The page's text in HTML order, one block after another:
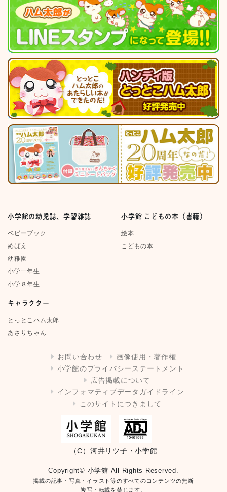
小学館の幼児誌、学習雑誌
ベビーブック
めばえ
幼稚園
小学一年生
小学８年生
小学館 こどもの本（書籍）
絵本
こどもの本
キャラクター
とっとこハム太郎
あさりちゃん
お問い合わせ
画像使用・著作権
小学館のプライバシーステートメント
広告掲載について
インフォマティブデータガイドライン
このサイトにつきまして
（C）河井リツ子・小学館
Copyright© 小学館 All Rights Reserved.
掲載の記事・写真・イラスト等のすべてのコンテンツの無断
複写・転載を禁じます。